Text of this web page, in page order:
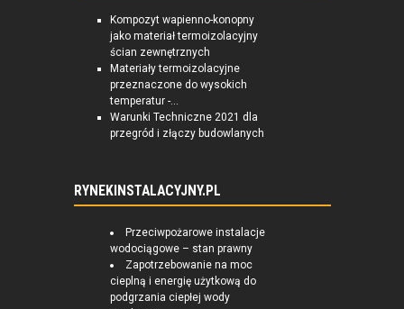
Kompozyt wapienno-konopny
jako materiał termoizolacyjny
ścian zewnętrznych
Materiały termoizolacyjne
przeznaczone do wysokich
temperatur -...
Warunki Techniczne 2021 dla
przegród i złączy budowlanych
RYNEKINSTALACYJNY.PL
Przeciwpożarowe instalacje
wodociągowe – stan prawny
Zapotrzebowanie na moc
cieplną i energię użytkową do
podgrzania ciepłej wody